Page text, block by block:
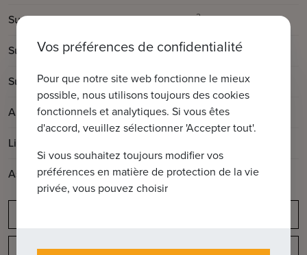
Surface totale
238.38m2
Surface habitable 153m2
Surface de la terrasse 85.38m2
Année de construction
2024
Libre à partir de:
Ascenseur disponible
Oui
Disposition
Vos préférences de confidentialité
Pour que notre site web fonctionne le mieux
possible, nous utilisons toujours des cookies
fonctionnels et analytiques. Si vous êtes
d'accord, veuillez sélectionner 'Accepter tout'.
Si vous souhaitez toujours modifier vos
préférences en matière de protection de la vie
privée, vous pouvez choisir